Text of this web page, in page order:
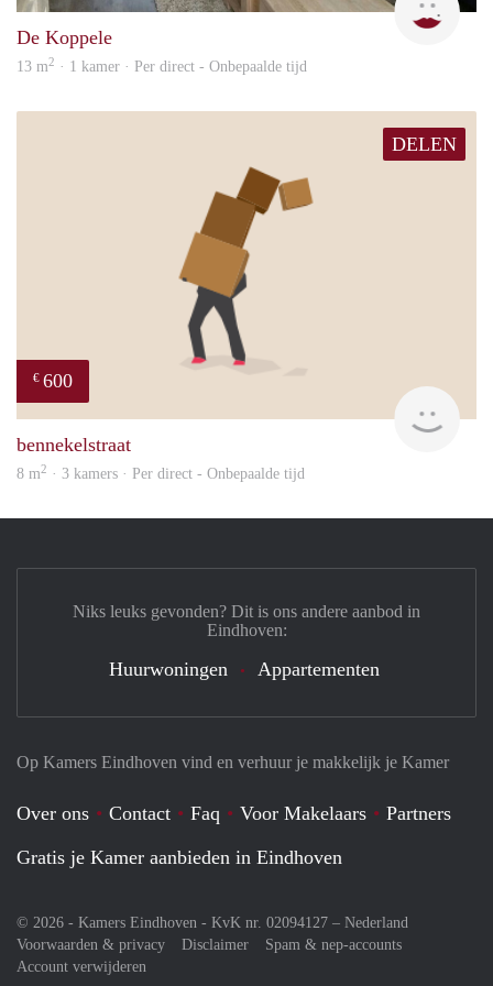
De Koppele
13 m2 · 1 kamer · Per direct - Onbepaalde tijd
DELEN
€ 600
bennekelstraat
8 m2 · 3 kamers · Per direct - Onbepaalde tijd
Op Kamers Eindhoven vind en verhuur je makkelijk je Kamer
Over ons Contact Faq Voor Makelaars
Partners
Gratis je Kamer aanbieden in Eindhoven
© 2026 - Kamers Eindhoven - KvK nr. 02094127 – Nederland
Voorwaarden & privacy
Disclaimer
Spam & nep-accounts
Account verwijderen
Niks leuks gevonden? Dit is ons andere aanbod in
Eindhoven:
Huurwoningen Appartementen